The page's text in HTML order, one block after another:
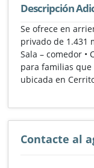
Descripción
Se ofrece en
privado de 1.431
Sala – comedor
para familias que
ubicada en
Contacte al